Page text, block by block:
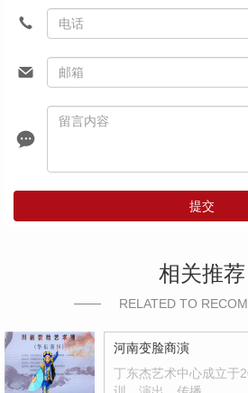
提交
相关推荐
RELATED TO
河南变脸商演
丁东杰艺术中心成立于